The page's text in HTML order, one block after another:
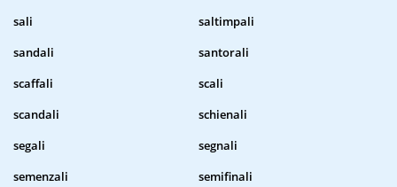
sali
saltimpali
sandali
santorali
scaffali
scali
scandali
schienali
segali
segnali
semenzali
semifinali